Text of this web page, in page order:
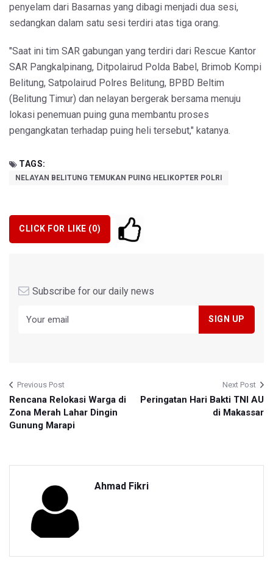
penyelam dari Basarnas yang dibagi menjadi dua sesi,
sedangkan dalam satu sesi terdiri atas tiga orang.
"Saat ini tim SAR gabungan yang terdiri dari Rescue Kantor
SAR Pangkalpinang, Ditpolairud Polda Babel, Brimob Kompi
Belitung, Satpolairud Polres Belitung, BPBD Beltim
(Belitung Timur) dan nelayan bergerak bersama menuju
lokasi penemuan puing guna membantu proses
pengangkatan terhadap puing heli tersebut," katanya.
TAGS:
NELAYAN BELITUNG TEMUKAN PUING HELIKOPTER POLRI
CLICK FOR LIKE (0)
Subscribe for our daily news
Previous Post
Rencana Relokasi Warga di
Zona Merah Lahar Dingin
Gunung Marapi
Next Post
Peringatan Hari Bakti TNI AU
di Makassar
Ahmad Fikri